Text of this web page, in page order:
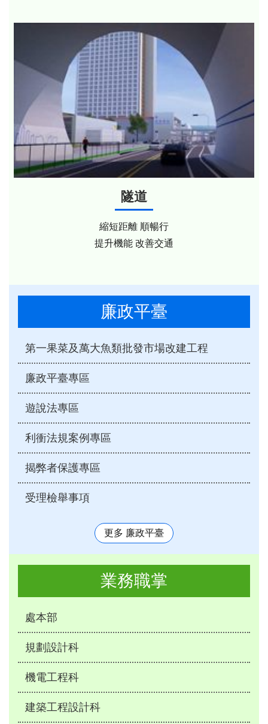
隧道
縮短距離 順暢行
提升機能 改善交通
廉政平臺
第一果菜及萬大魚類批發市場改建工程
廉政平臺專區
遊說法專區
利衝法規案例專區
揭弊者保護專區
受理檢舉事項
更多 廉政平臺
業務職掌
處本部
規劃設計科
機電工程科
建築工程設計科